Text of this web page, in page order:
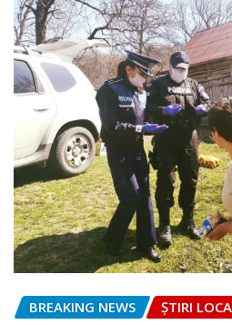
BREAKING NEWS ȘTIRI